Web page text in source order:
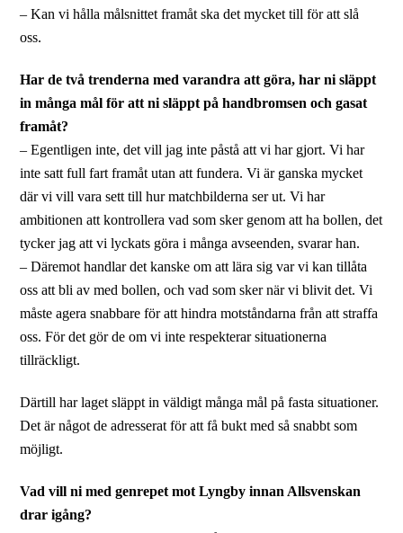
– Kan vi hålla målsnittet framåt ska det mycket till för att slå
oss.
Har de två trenderna med varandra att göra, har ni släppt
in många mål för att ni släppt på handbromsen och gasat
framåt?
– Egentligen inte, det vill jag inte påstå att vi har gjort. Vi har
inte satt full fart framåt utan att fundera. Vi är ganska mycket
där vi vill vara sett till hur matchbilderna ser ut. Vi har
ambitionen att kontrollera vad som sker genom att ha bollen, det
tycker jag att vi lyckats göra i många avseenden, svarar han.
– Däremot handlar det kanske om att lära sig var vi kan tillåta
oss att bli av med bollen, och vad som sker när vi blivit det. Vi
måste agera snabbare för att hindra motståndarna från att straffa
oss. För det gör de om vi inte respekterar situationerna
tillräckligt.
Därtill har laget släppt in väldigt många mål på fasta situationer.
Det är något de adresserat för att få bukt med så snabbt som
möjligt.
Vad vill ni med genrepet mot Lyngby innan Allsvenskan
drar igång?